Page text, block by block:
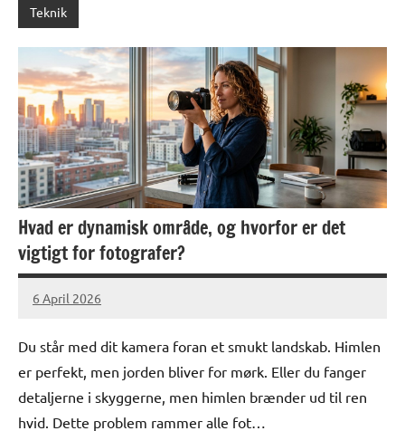
Teknik
Hvad er dynamisk område, og hvorfor er det
vigtigt for fotografer?
6 April 2026
lucas
No
Du står med dit kamera foran et smukt landskab. Himlen
er perfekt, men jorden bliver for mørk. Eller du fanger
detaljerne i skyggerne, men himlen brænder ud til ren
hvid. Dette problem rammer alle fot…